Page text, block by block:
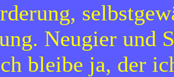
Neugier und
bleibe ja, der